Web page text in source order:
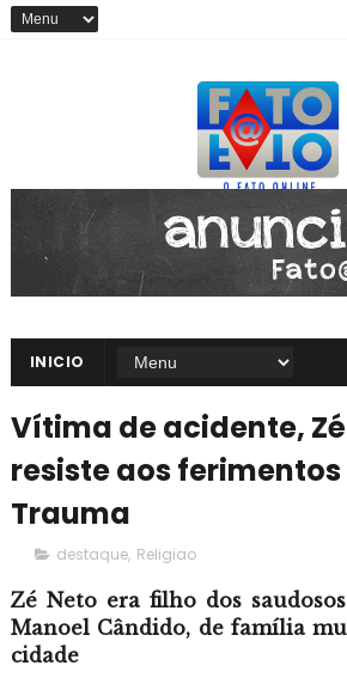
INICIO
Vítima de acidente,
resiste aos ferimentos
Trauma
destaque, Religiao
Zé Neto era filho dos
Manoel Cândido, de família
cidade